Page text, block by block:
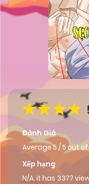
Đánh Giá
Average5 /5 out of
Xếp hạng
N/A, it has 3377